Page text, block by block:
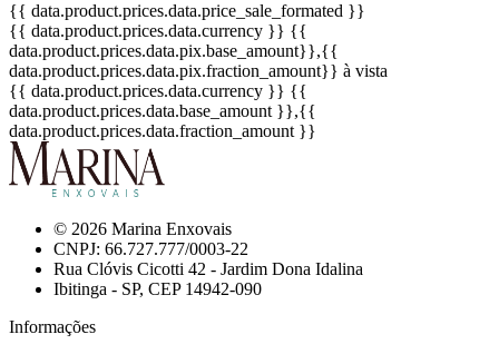
{{ data.product.prices.data.price_sale_formated }}
{{ data.product.prices.data.currency }} {{
data.product.prices.data.pix.base_amount}},{{
data.product.prices.data.pix.fraction_amount}} à vista
{{ data.product.prices.data.currency }} {{
data.product.prices.data.base_amount }},{{
data.product.prices.data.fraction_amount }}
© 2026 Marina Enxovais
CNPJ: 66.727.777/0003-22
Rua Clóvis Cicotti 42 - Jardim Dona Idalina
Ibitinga - SP, CEP 14942-090
Informações